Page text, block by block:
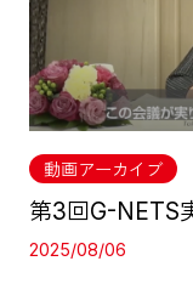
動画アーカイブ
第3回G-NETS
2025/08/06